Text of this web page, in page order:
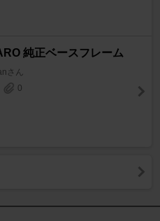
純正ベースフレーム
さん
0